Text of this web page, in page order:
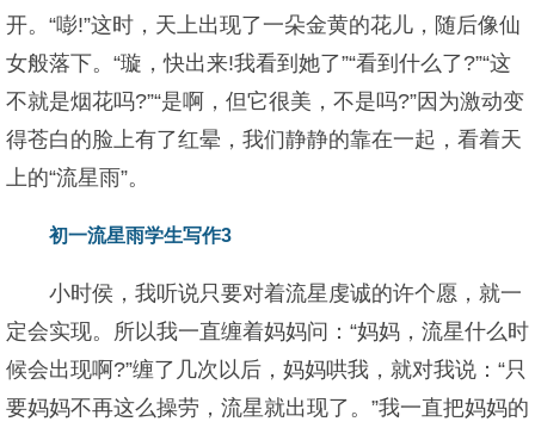
开。“嘭!”这时，天上出现了一朵金黄的花儿，随后像仙
女般落下。“璇，快出来!我看到她了”“看到什么了?”“这
不就是烟花吗?”“是啊，但它很美，不是吗?”因为激动变
得苍白的脸上有了红晕，我们静静的靠在一起，看着天
上的“流星雨”。
初一流星雨学生写作3
小时侯，我听说只要对着流星虔诚的许个愿，就一
定会实现。所以我一直缠着妈妈问：“妈妈，流星什么时
候会出现啊?”缠了几次以后，妈妈哄我，就对我说：“只
要妈妈不再这么操劳，流星就出现了。”我一直把妈妈的